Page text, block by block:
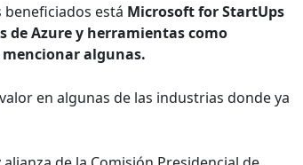
está Microsoft for StartUps
de Azure y herramientas como
algunas.
en algunas de las industrias donde ya